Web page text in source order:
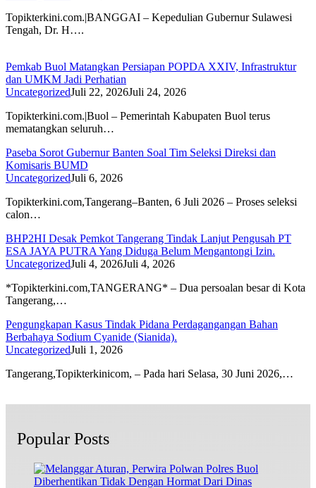
Topikterkini.com.|BANGGAI – Kepedulian Gubernur Sulawesi
Tengah, Dr. H….
Pemkab Buol Matangkan Persiapan POPDA XXIV, Infrastruktur
dan UMKM Jadi Perhatian
UncategorizedJuli 22, 2026Juli 24, 2026
Topikterkini.com.|Buol – Pemerintah Kabupaten Buol terus
mematangkan seluruh…
Paseba Sorot Gubernur Banten Soal Tim Seleksi Direksi dan
Komisaris BUMD
UncategorizedJuli 6, 2026
Topikterkini.com,Tangerang–Banten, 6 Juli 2026 – Proses seleksi
calon…
BHP2HI Desak Pemkot Tangerang Tindak Lanjut Pengusah PT
ESA JAYA PUTRA Yang Diduga Belum Mengantongi Izin.
UncategorizedJuli 4, 2026Juli 4, 2026
*Topikterkini.com,TANGERANG* – Dua persoalan besar di Kota
Tangerang,…
Pengungkapan Kasus Tindak Pidana Perdagangangan Bahan
Berbahaya Sodium Cyanide (Sianida).
UncategorizedJuli 1, 2026
Tangerang,Topikterkinicom, – Pada hari Selasa, 30 Juni 2026,…
Popular Posts